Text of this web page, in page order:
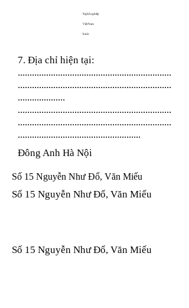
Nghề nghiệp
Việt Nam
Kinh
7. Địa chỉ hiện tại:
.................................................................
.................................................................
....................
.................................................................
.................................................................
....................................................
Đông Anh Hà Nội
Số 15 Nguyễn Như Đổ, Văn Miếu
Số 15 Nguyễn Như Đổ, Văn Miếu
Số 15 Nguyễn Như Đổ, Văn Miếu